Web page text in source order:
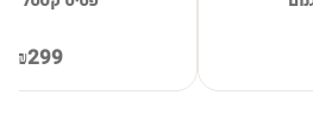
₪299